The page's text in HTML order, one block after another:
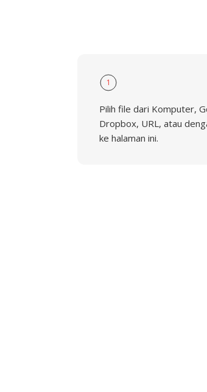
1
Pilih file dari Komputer,
Dropbox, URL, atau
ke halaman ini.